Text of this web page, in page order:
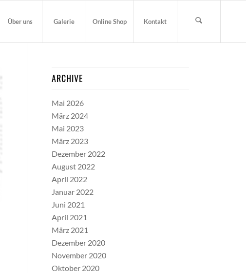
Über uns Galerie Online Shop Kontakt
ARCHIVE
Mai 2026
März 2024
Mai 2023
März 2023
Dezember 2022
August 2022
April 2022
Januar 2022
Juni 2021
April 2021
März 2021
Dezember 2020
November 2020
Oktober 2020